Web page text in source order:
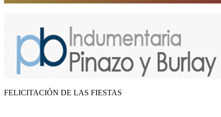
FELICITACIÓN DE LAS FIESTAS